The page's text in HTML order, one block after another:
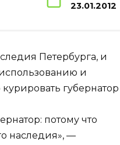
23.01.2012
Петербурга, и
и
губернатор
потому что
наследия», —